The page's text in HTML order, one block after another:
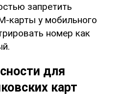
запретить
карты у мобильного
номер как
для
карт